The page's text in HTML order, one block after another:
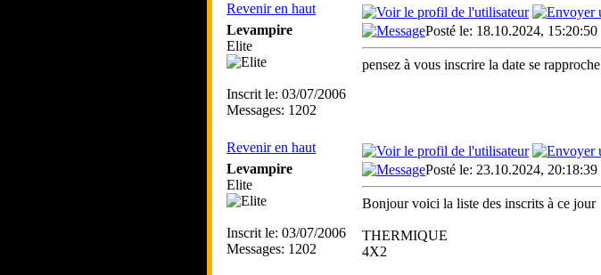
Revenir en haut
Levampire
Elite
Inscrit le: 03/07/2006
Messages: 1202
Posté le: 18.10.2024, 15:20:50
pensez à vous inscrire la date se rapproche
Revenir en haut
Levampire
Elite
Inscrit le: 03/07/2006
Messages: 1202
Posté le: 23.10.2024, 20:18:39
Bonjour voici la liste des inscrits à ce jour
THERMIQUE
4X2